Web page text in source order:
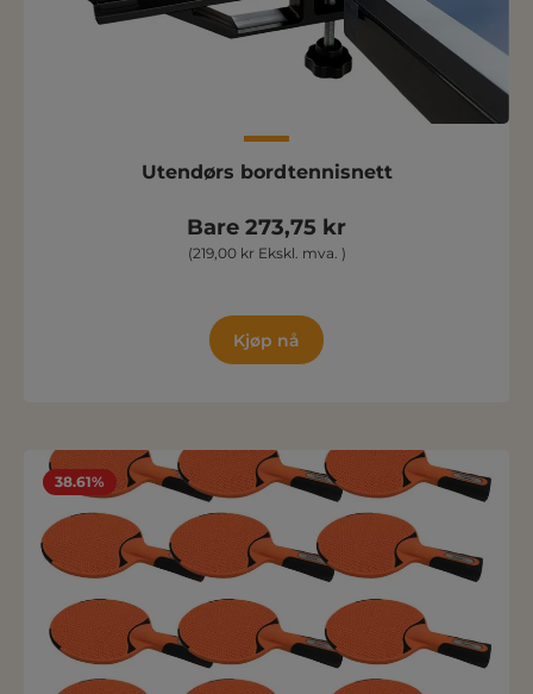
Utendørs bordtennisnett
Bare 273,75 kr
(219,00 kr Ekskl. mva. )
Kjøp nå
38.61%